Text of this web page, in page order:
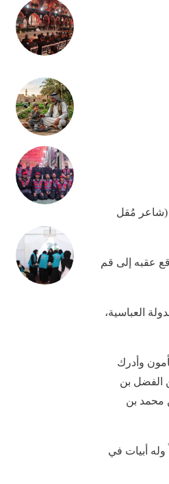
(شاعر مُقل
عقبه إلى قم
العباسية،
وأدرك
الفضل بن
محمد بن
أبيات في